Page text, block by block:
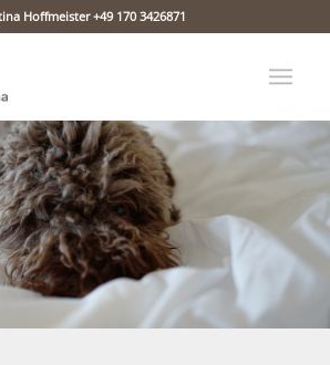
Hoffmeister +49 170 3426871